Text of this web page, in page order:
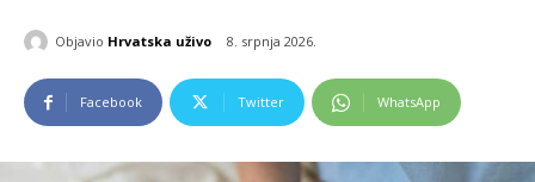
Objavio Hrvatska uživo 8. srpnja 2026.
Facebook Twitter WhatsApp